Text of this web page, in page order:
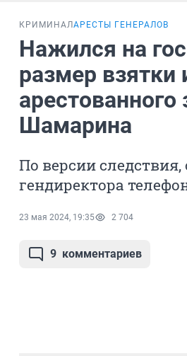
КРИМИНАЛАРЕСТЫ ГЕНЕРАЛОВ
Нажился на
размер взятки
Шамарина
По версии
гендиректора
23 мая 2024, 19:35 2 704
9 комментариев